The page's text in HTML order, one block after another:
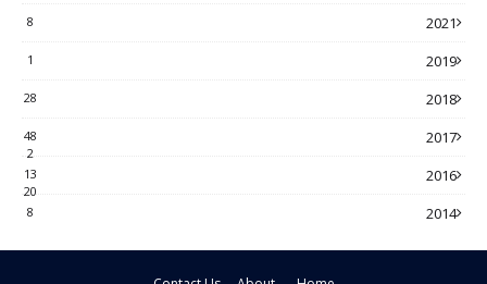
2021
8
2019
1
2018
28
2017
48
2
2016
13
20
2014
8